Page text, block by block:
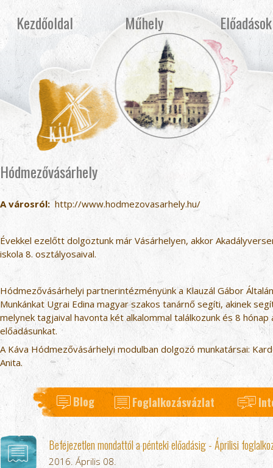
Kezdőoldal Műhely Előadások
Hódmezővásárhely
A városról: http://www.hodmezovasarhely.hu/
Évekkel ezelőtt dolgoztunk már Vásárhelyen, akkor
iskola 8. osztályosaival.
Hódmezővásárhelyi partnerintézményünk a Klauzál Gábor
Munkánkat Ugrai Edina magyar szakos tanárnő segíti, akinek
melynek tagjaival havonta két alkalommal találkozunk és 8
előadásunkat.
A Káva Hódmezővásárhelyi modulban dolgozó munkatársai:
Anita.
Blog Foglalkozásvázlat
Befejezetlen mondattól a pénteki előadásig - Áprilisi
2016. Április 08.